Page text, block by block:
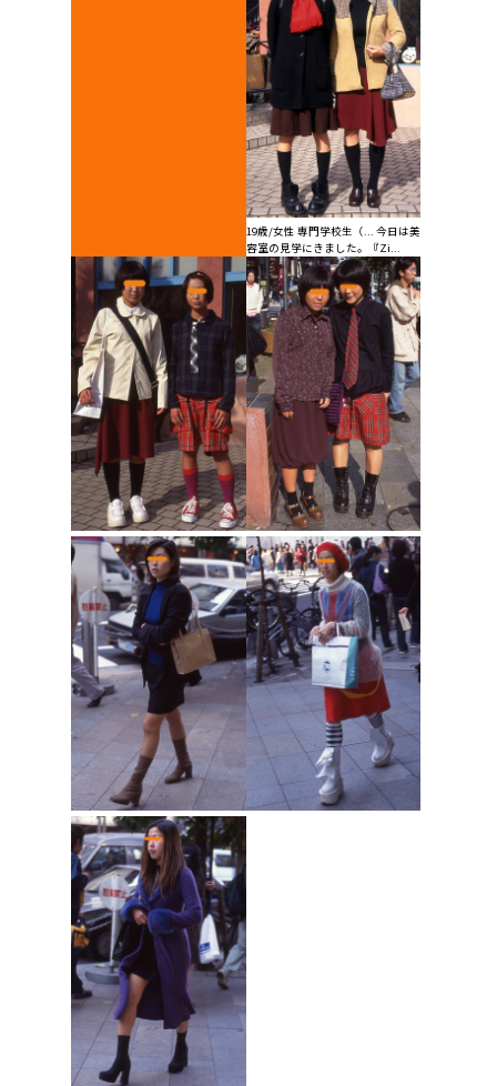
19歳/女性 専門学校生（... 今日は美
容室の見学にきました。『Zi...